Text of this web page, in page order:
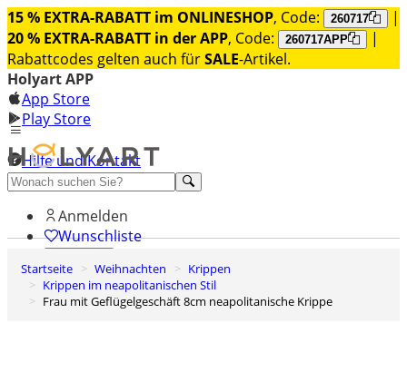
15 % EXTRA-RABATT im ONLINESHOP, Code: 260717
|
20 % EXTRA-RABATT in der APP, Code: 260717APP
|
Rabattcodes gelten auch fürSALE-Artikel.
Holyart APP
App Store
Play Store
Hilfe und Kontakt
Entdecken Sie Premium
Anmelden
Wunschliste
0
Warenkorb
Startseite Weihnachten
Krippen
Krippen im neapolitanischen Stil
Frau mit Geflügelgeschäft 8cm neapolitanische Krippe